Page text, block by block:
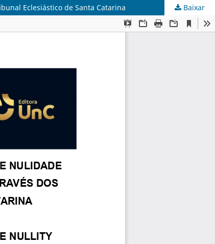
Eclesiástico de Santa Catarina Baixar